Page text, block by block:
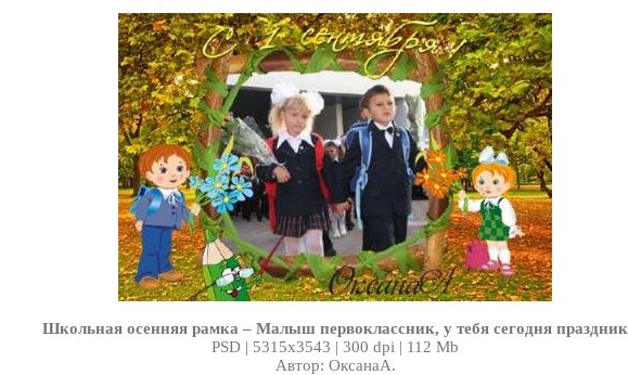
Школьная осенняя рамка – Малыш первоклассник, у тебя сегодня праздник
PSD | 5315x3543 | 300 dpi | 112 Mb
Автор: ОксанаА.